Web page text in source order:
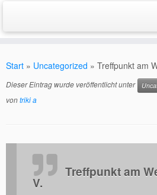
Inhalt
Start » Uncategorized » Treffpunkt am
Dieser Eintrag wurde veröffentlicht unter
vontriki a
Treffpunkt am
V.